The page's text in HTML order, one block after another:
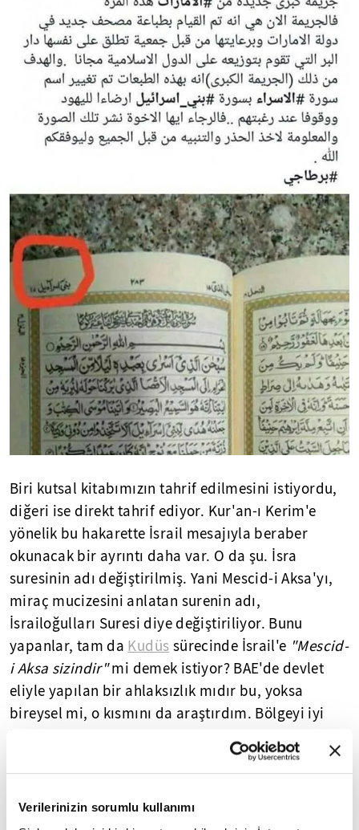
Verilerinizin sorumlu kullanımı
Biri kutsal kitabımızın tahrif edilmesini istiyordu,
diğeri ise direkt tahrif ediyor. Kur'an-ı Kerim'e
yönelik bu hakarette İsrail mesajıyla beraber
okunacak bir ayrıntı daha var. O da şu. İsra
suresinin adı değiştirilmiş. Yani Mescid-i Aksa'yı,
miraç mucizesini anlatan surenin adı,
İsrailoğulları Suresi diye değiştiriliyor. Bunu
yapanlar, tam da Kudüs sürecinde İsrail'e "Mescid-
i Aksa sizindir"mi demek istiyor? BAE'de devlet
eliyle yapılan bir ahlaksızlık mıdır bu, yoksa
bireysel mi, o kısmını da araştırdım. Bölgeyi iyi
dışında kimselerin kolay kolay cesaret